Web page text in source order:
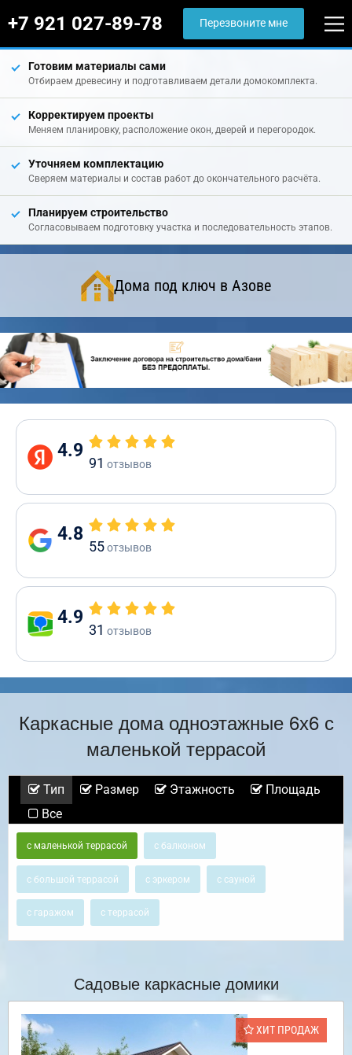
+7 921 027-89-78 Перезвоните мне
Готовим материалы сами
Отбираем древесину и подготавливаем детали домокомплекта.
Корректируем проекты
Меняем планировку, расположение окон, дверей и перегородок.
Уточняем комплектацию
Сверяем материалы и состав работ до окончательного расчёта.
Планируем строительство
Согласовываем подготовку участка и последовательность этапов.
Дома под ключ в Азове
4.9
91 отзывов
4.8
55отзывов
4.9
31 отзывов
Каркасные дома одноэтажные 6х6 с
маленькой террасой
Тип Размер Этажность
Площадь
Все
с маленькой террасой с балконом
с большой террасой с эркером с сауной
с гаражом с террасой
Садовые каркасные домики
ХИТ ПРОДАЖ